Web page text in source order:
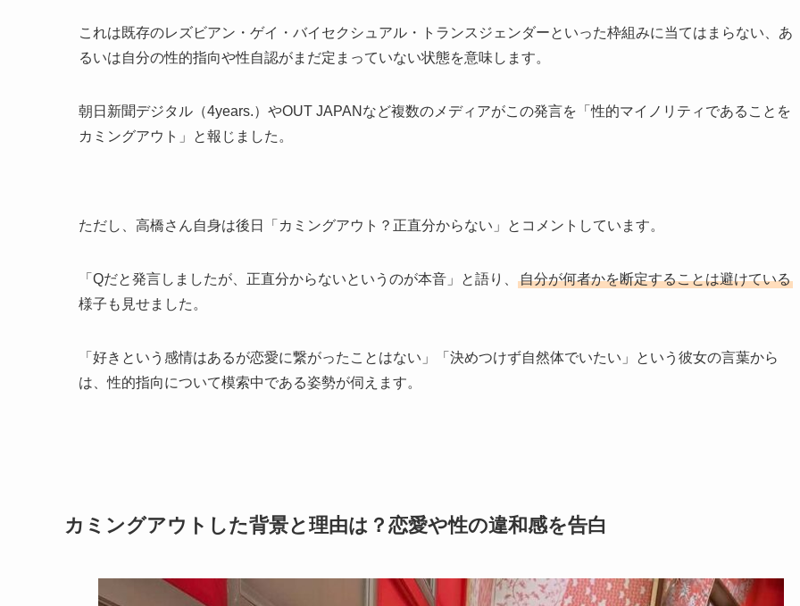
これは既存のレズビアン・ゲイ・バイセクシュアル・トランスジェンダーといった枠組みに当てはまらない、あ
るいは自分の性的指向や性自認がまだ定まっていない状態を意味します。
朝日新聞デジタル（4years.）やOUT JAPANなど複数のメディアがこの発言を「性的マイノリティであることを
カミングアウト」と報じました。
ただし、高橋さん自身は後日「カミングアウト？正直分からない」とコメントしています。
「Qだと発言しましたが、正直分からないというのが本音」と語り、
自分が何者かを断定することは避けている
様子も見せました。
「好きという感情はあるが恋愛に繋がったことはない」「決めつけず自然体でいたい」という彼女の言葉から
は、性的指向について模索中である姿勢が伺えます。
カミングアウトした背景と理由は？恋愛や性の違和感を告白